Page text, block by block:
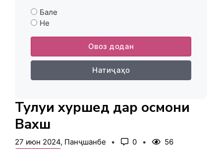
Бале
Не
Овоз додан
Натиҷаҳо
Тулуи хуршед дар осмони
Вахш
27 июн 2024, Панҷшанбе 0 56